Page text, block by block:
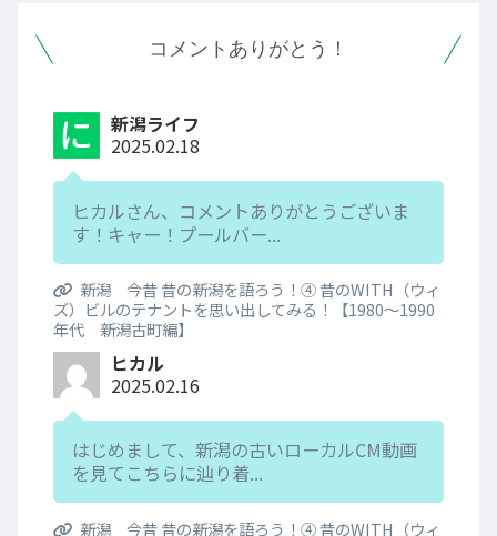
コメントありがとう！
新潟ライフ
2025.02.18
ヒカルさん、コメントありがとうございま
す！キャー！プールバー...
新潟 今昔 昔の新潟を語ろう！④ 昔のWITH（ウィ
ズ）ビルのテナントを思い出してみる！【1980～1990
年代 新潟古町編】
ヒカル
2025.02.16
はじめまして、新潟の古いローカルCM動画
を見てこちらに辿り着...
新潟 今昔 昔の新潟を語ろう！④ 昔のWITH（ウィ